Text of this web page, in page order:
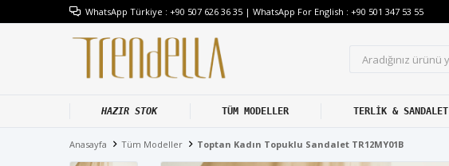
WhatsApp Türkiye : +90 507 626 36 35 | WhatsApp For English : +90 501 347 53 55
HAZIR STOK TÜM MODELLER TERLİK & SANDALET
Anasayfa Tüm Modeller Toptan Kadın Topuklu Sandalet TR12MY01B